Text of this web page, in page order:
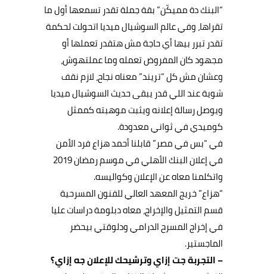
“البنك دة مميكّن” بقة جملة تقدر تسمعها أول ما
تقراها، وفي عالم السوشيال ميديا اتحولت لحكمة
تقدر تبرر بيها أي حاجة مش هتقدر تعملها أو
مجهود كان المفروض تعمله وما عملتهوش،
وعشان مش كل “تريند” معناه نجاح، لازم نقف
شوية عند اللي قدر يبقى حديث السوشيال ميديا
ويوصل رسالة إعلانه ويثبت موهبته كممثل
كوميدي في ثواني معدودة.
في “بس في مصر” قابلنا أحمد هزاع فرد الأمن
في إعلان البنك الأهلي في موسم رمضان 2019
واتكلمنا معاه عن الإعلان وكواليسه.
“هزاع” خريج المعهد العالي للفنون المسرحية
قسم التمثيل والإخراج، معاه دبلومة دراسات عليا
في إخراج المسرح الدرامي ودلوقتي بيحضر
الماجستير.
– التجربة جت إزاي وترشيحك للإعلان جه إزاي؟